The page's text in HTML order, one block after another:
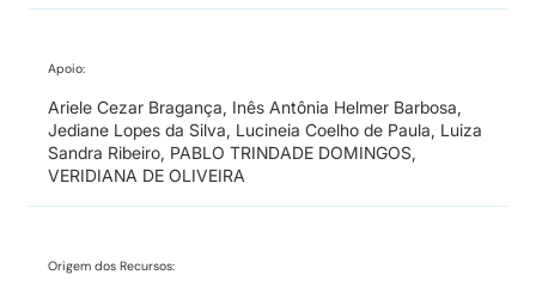
Apoio:
Ariele Cezar Bragança, Inês Antônia Helmer Barbosa,
Jediane Lopes da Silva, Lucineia Coelho de Paula, Luiza
Sandra Ribeiro, PABLO TRINDADE DOMINGOS,
VERIDIANA DE OLIVEIRA
Origem dos Recursos: